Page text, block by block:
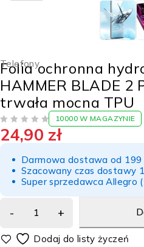
Telefony
Folia ochronna
HAMMER BLADE 2
trwała mocna TPU
10000 W MAGAZYNIE
24,90 zł
Darmowa dostawa od 199
Szacowany czas dostawy
Super sprzedawca Allegro